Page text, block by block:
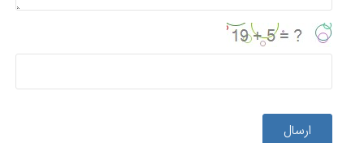
ارسال